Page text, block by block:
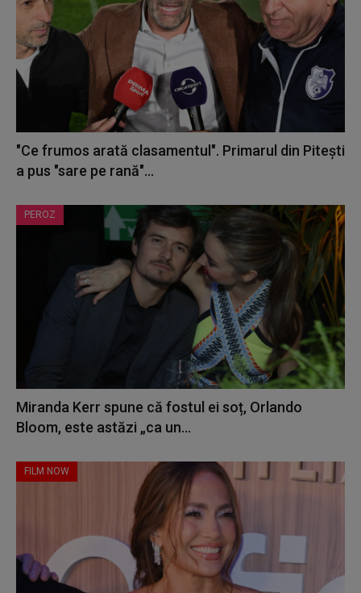
"Ce frumos arată clasamentul". Primarul din Pitești
a pus "sare pe rană"...
PEROZ
Miranda Kerr spune că fostul ei soț, Orlando
Bloom, este astăzi „ca un...
FILM NOW